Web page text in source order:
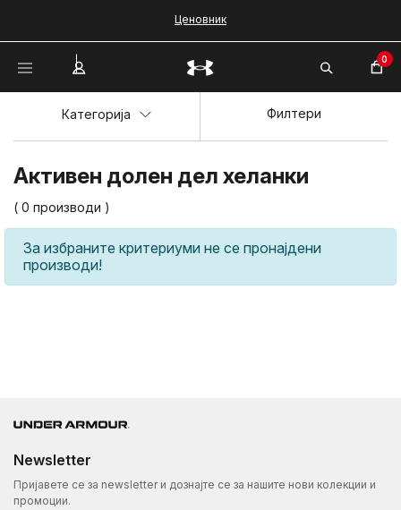
Ценовник
0
Активен долен дел хеланки
( 0 производи )
Категорија Филтери
За избраните критериуми не се пронајдени
производи!
Newsletter
Пријавете се за newsletter и дознајте се за нашите нови колекции и
промоции.